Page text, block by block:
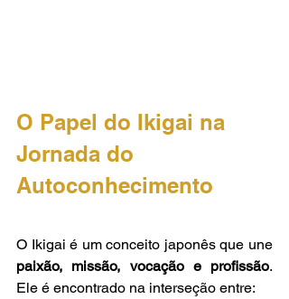
O Papel do Ikigai na
Jornada do
Autoconhecimento
paixão, missão, vocação e profissão.
Ele é encontrado na interseção entre: